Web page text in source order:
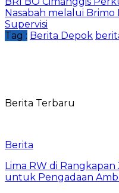
Nasabah melalui
Supervisi
Tag : Berita Depok
Berita Terbaru
Berita
Lima RW di
untuk Pengadaan